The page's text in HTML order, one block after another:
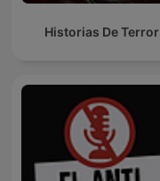
Historias De Terror